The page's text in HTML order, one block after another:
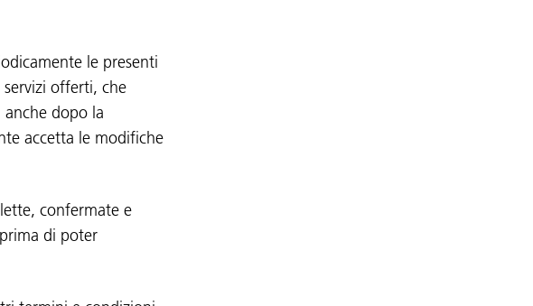
le presenti
offerti, che
dopo la
accetta le modifiche
confermate e
di poter